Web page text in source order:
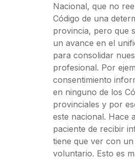
Nacional, que no
Código de una
provincia, pero que
un avance en el
para consolidar
profesional. Por
consentimiento
en ninguno de los
provinciales y por
este nacional. Hace
paciente de recibir
tiene que ver con
voluntario. Esto es